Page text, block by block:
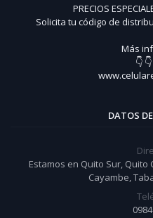
PRECIOS
Solicita tu código de
Más
👇
DATOS
Estamos en Quito Sur,
Cayambe,